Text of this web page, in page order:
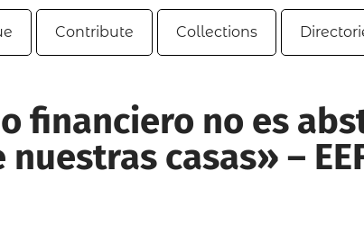
Contribute Collections
financiero no es
casas» –